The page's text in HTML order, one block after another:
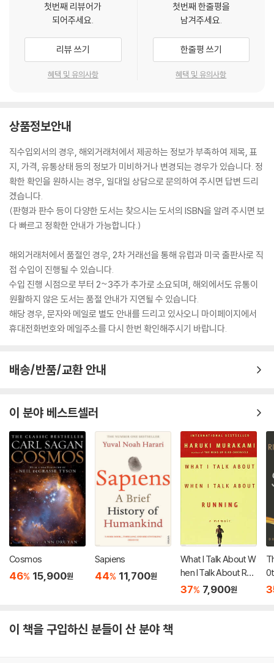
A transfixing deep dive into origins of our world, How to Make
an Apple Pie from Scratch doesn’t just put the makeup of our
universe under the microscope, but the awe-inspiring, improb
able fact that it exists at all.
첫번째 리뷰어가
되어주세요.
리뷰 쓰기
혜택 및 유의사항
첫번째 한줄평을
남겨주세요.
한줄평 쓰기
혜택 및 유의사항
상품정보안내
직수입외서의 경우, 해외거래처에서 제공하는 정보가 부족하여 제목, 표
지, 가격, 유통상태 등의 정보가 미비하거나 변경되는 경우가 있습니다. 정
확한 확인을 원하시는 경우, 일대일 상담으로 문의하여 주시면 답변 드리
겠습니다.
(판형과 판수 등이 다양한 도서는 찾으시는 도서의 ISBN을 알려 주시면 보
다 빠르고 정확한 안내가 가능합니다.)
해외거래처에서 품절인 경우, 2차 거래선을 통해 유럽과 미국 출판사로 직
접 수입이 진행될 수 있습니다.
수입 진행 시점으로 부터 2~3주가 추가로 소요되며, 해외에서도 유통이
원활하지 않은 도서는 품절 안내가 지연될 수 있습니다.
해당 경우, 문자와 메일로 별도 안내를 드리고 있사오니 마이페이지에서
휴대전화번호와 메일주소를 다시 한번 확인해주시기 바랍니다.
배송/반품/교환 안내
이 분야 베스트셀러
Cosmos
46% 15,900원
Sapiens
44% 11,700원
What I Talk About W
hen I Talk About Run
ning
37% 7,900원
이 책을 구입하신 분들이 산 분야 책